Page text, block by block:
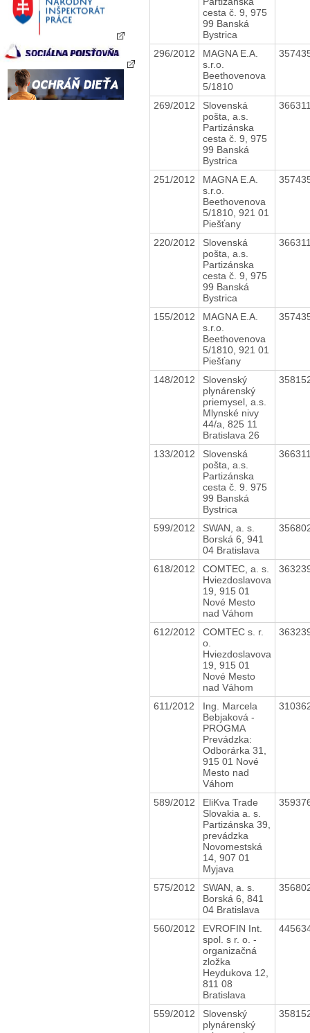
cesta č. 9, 975
99 Banská
Bystrica
296/2012
MAGNA E.A.
s.r.o.
Beethovenova
5/1810
269/2012
Slovenská
pošta, a.s.
Partizánska
cesta č. 9, 975
99 Banská
Bystrica
251/2012
MAGNA E.A.
s.r.o.
Beethovenova
5/1810, 921 01
Piešťany
220/2012
Slovenská
pošta, a.s.
Partizánska
cesta č. 9, 975
99 Banská
Bystrica
155/2012
MAGNA E.A.
s.r.o.
Beethovenova
5/1810, 921 01
Piešťany
148/2012
Slovenský
plynárenský
priemysel, a.s.
Mlynské nivy
44/a, 825 11
Bratislava 26
133/2012
Slovenská
pošta, a.s.
Partizánska
cesta č. 9. 975
99 Banská
Bystrica
599/2012
SWAN, a. s.
Borská 6, 941
04 Bratislava
618/2012
COMTEC, a. s.
Hviezdoslavova
19, 915 01
Nové Mesto
nad Váhom
612/2012
COMTEC s. r.
o.
Hviezdoslavova
19, 915 01
Nové Mesto
nad Váhom
611/2012
Ing. Marcela
Bebjaková -
PROGMA
Prevádzka:
Odborárka 31,
915 01 Nové
Mesto nad
Váhom
589/2012
EliKva Trade
Slovakia a. s.
Partizánska 39,
prevádzka
Novomestská
14, 907 01
Myjava
575/2012
SWAN, a. s.
Borská 6, 841
04 Bratislava
560/2012
EVROFIN Int.
spol. s r. o. -
organizačná
zložka
Heydukova 12,
811 08
Bratislava
559/2012
Slovenský
plynárenský